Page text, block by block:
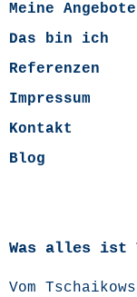
Meine Angebote
Das bin ich
Referenzen
Impressum
Kontakt
Blog
Was alles ist
Vom